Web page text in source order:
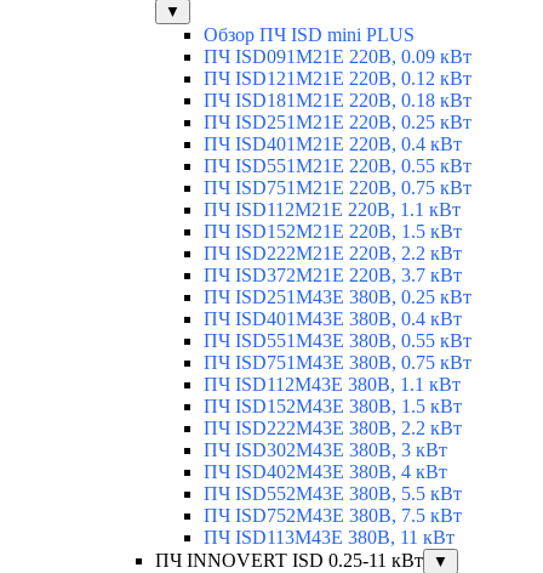
▼
Обзор ПЧ ISD mini PLUS
ПЧ ISD091M21E 220В, 0.09 кВт
ПЧ ISD121M21E 220В, 0.12 кВт
ПЧ ISD181M21E 220В, 0.18 кВт
ПЧ ISD251M21E 220В, 0.25 кВт
ПЧ ISD401M21E 220В, 0.4 кВт
ПЧ ISD551M21E 220В, 0.55 кВт
ПЧ ISD751M21E 220В, 0.75 кВт
ПЧ ISD112M21E 220В, 1.1 кВт
ПЧ ISD152M21E 220В, 1.5 кВт
ПЧ ISD222M21E 220В, 2.2 кВт
ПЧ ISD372M21E 220В, 3.7 кВт
ПЧ ISD251M43E 380В, 0.25 кВт
ПЧ ISD401M43E 380В, 0.4 кВт
ПЧ ISD551M43E 380В, 0.55 кВт
ПЧ ISD751M43E 380В, 0.75 кВт
ПЧ ISD112M43E 380В, 1.1 кВт
ПЧ ISD152M43E 380В, 1.5 кВт
ПЧ ISD222M43E 380В, 2.2 кВт
ПЧ ISD302M43E 380В, 3 кВт
ПЧ ISD402M43E 380В, 4 кВт
ПЧ ISD552M43E 380В, 5.5 кВт
ПЧ ISD752M43E 380В, 7.5 кВт
ПЧ ISD113M43E 380В, 11 кВт
ПЧ INNOVERT ISD 0.25-11 кВт
▼